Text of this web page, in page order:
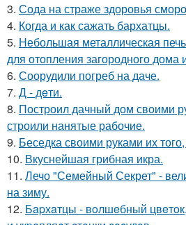
3. Сода на страже здоровья
4. Когда и как сажать бархатцы.
5. Небольшая металлическая
для отопления загородного дома
6. Соорудили погреб на даче.
7. Д - дeти.
8. Построил дачный дом своими
строили нанятые рабочие.
9. Беседка своими руками их
10. Вкуснейшая грибная икра.
11. Лечо "Семейный Секрет" -
на зиму.
12. Бapхaтцы - вoлшeбный